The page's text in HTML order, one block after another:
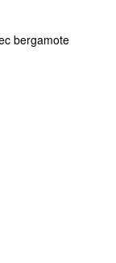
bergamote